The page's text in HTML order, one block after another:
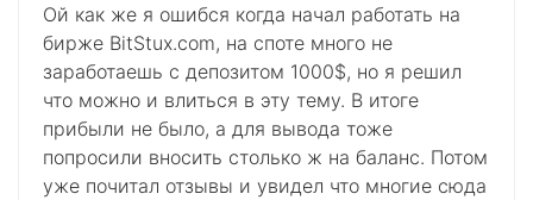
Ой как же я ошибся когда начал работать на
бирже BitStux.com, на споте много не
заработаешь с депозитом 1000$, но я решил
что можно и влиться в эту тему. В итоге
прибыли не было, а для вывода тоже
попросили вносить столько ж на баланс. Потом
уже почитал отзывы и увидел что многие сюда